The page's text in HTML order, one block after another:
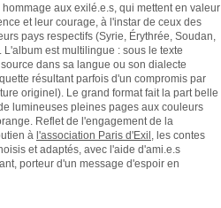
aux exilé.e.s, qui mettent en valeur
et leur courage, à l'instar de ceux des
pays respectifs (Syrie, Érythrée, Soudan,
est multilingue : sous le texte
dans sa langue ou son dialecte
résultant parfois d'un compromis par
originel). Le grand format fait la part belle
lumineuses pleines pages aux couleurs
Reflet de l'engagement de la
à l'association Paris d'Exil , les contes
et adaptés, avec l'aide d'ami.e.s
porteur d'un message d'espoir en